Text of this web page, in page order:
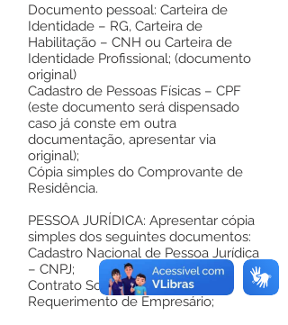
Documento pessoal: Carteira de
Identidade – RG, Carteira de
Habilitação – CNH ou Carteira de
Identidade Profissional; (documento
original)
Cadastro de Pessoas Físicas – CPF
(este documento será dispensado
caso já conste em outra
documentação, apresentar via
original);
Cópia simples do Comprovante de
Residência.
PESSOA JURÍDICA: Apresentar cópia
simples dos seguintes documentos:
Cadastro Nacional de Pessoa Jurídica
– CNPJ;
Contrato Social, Estatuto, Ata ou
Requerimento de Empresário;